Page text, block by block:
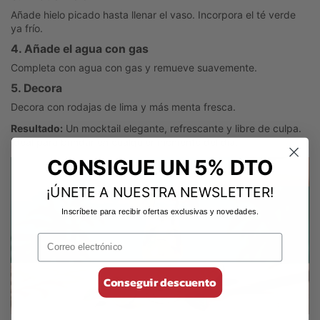
Añade hielo picado hasta llenar el vaso. Incorpora el té verde
ya frío.
4. Añade el agua con gas
Completa con agua con gas y remueve suavemente.
5. Decora
Decora con rodajas de lima y más menta fresca.
Resultado: Un mocktail elegante, refrescante y libre de culpa.
Ideal para brindar en cualquier momento del día.
CONSIGUE UN 5% DTO
¡ÚNETE A NUESTRA NEWSLETTER!
Inscríbete para recibir ofertas exclusivas y novedades.
Conseguir descuento